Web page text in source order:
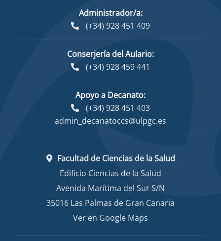
Administrador/a:
(+34) 928 451 409
Conserjería del Aulario:
(+34) 928 459 441
Apoyo a Decanato:
(+34) 928 451 403
admin_decanatoccs@ulpgc.es
Facultad de Ciencias de la Salud
Edificio Ciencias de la Salud
Avenida Marítima del Sur S/N
35016 Las Palmas de Gran Canaria
Ver en Google Maps